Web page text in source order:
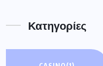
Κατηγορίες